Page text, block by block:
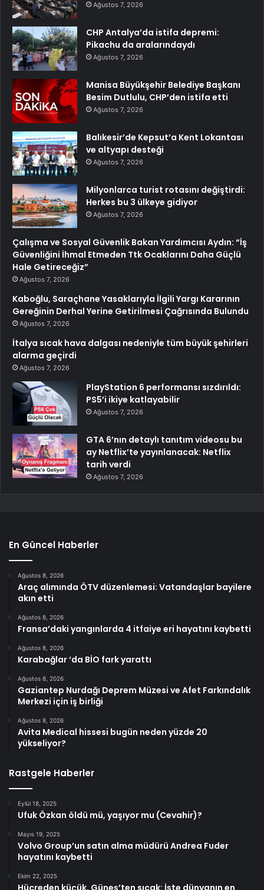
Ağustos 7, 2026
CHP Antalya’da istifa depremi:
Pikachu da aralarındaydı
Ağustos 7, 2026
Manisa Büyükşehir Belediye Başkanı
Besim Dutlulu, CHP’den istifa etti
Ağustos 7, 2026
Balıkesir’de Kepsut’a Kent Lokantası
ve altyapı desteği
Ağustos 7, 2026
Milyonlarca turist rotasını değiştirdi:
Herkes bu 3 ülkeye gidiyor
Ağustos 7, 2026
Çalışma ve Sosyal Güvenlik Bakan Yardımcısı Aydın: “İş
Güvenliğini İhmal Etmeden Ttk Ocaklarını Daha Güçlü
Hale Getireceğiz”
Ağustos 7, 2026
Kaboğlu, Saraçhane Yasaklarıyla İlgili Yargı Kararının
Gereğinin Derhal Yerine Getirilmesi Çağrısında Bulundu
Ağustos 7, 2026
İtalya sıcak hava dalgası nedeniyle tüm büyük şehirleri
alarma geçirdi
Ağustos 7, 2026
PlayStation 6 performansı sızdırıldı:
PS5’i ikiye katlayabilir
Ağustos 7, 2026
GTA 6’nın detaylı tanıtım videosu bu
ay Netflix’te yayınlanacak: Netflix
tarih verdi
Ağustos 7, 2026
En Güncel Haberler
Ağustos 8, 2026
Araç alımında ÖTV düzenlemesi: Vatandaşlar bayilere
akın etti
Ağustos 8, 2026
Fransa’daki yangınlarda 4 itfaiye eri hayatını kaybetti
Ağustos 8, 2026
Karabağlar ‘da BİO fark yarattı
Ağustos 8, 2026
Gaziantep Nurdağı Deprem Müzesi ve Afet Farkındalık
Merkezi için iş birliği
Ağustos 8, 2026
Avita Medical hissesi bugün neden yüzde 20
yükseliyor?
Rastgele Haberler
Eylül 18, 2025
Ufuk Özkan öldü mü, yaşıyor mu (Cevahir)?
Mayıs 19, 2025
Volvo Group’un satın alma müdürü Andrea Fuder
hayatını kaybetti
Ekim 22, 2025
Hücreden küçük, Güneş’ten sıcak: İşte dünyanın en